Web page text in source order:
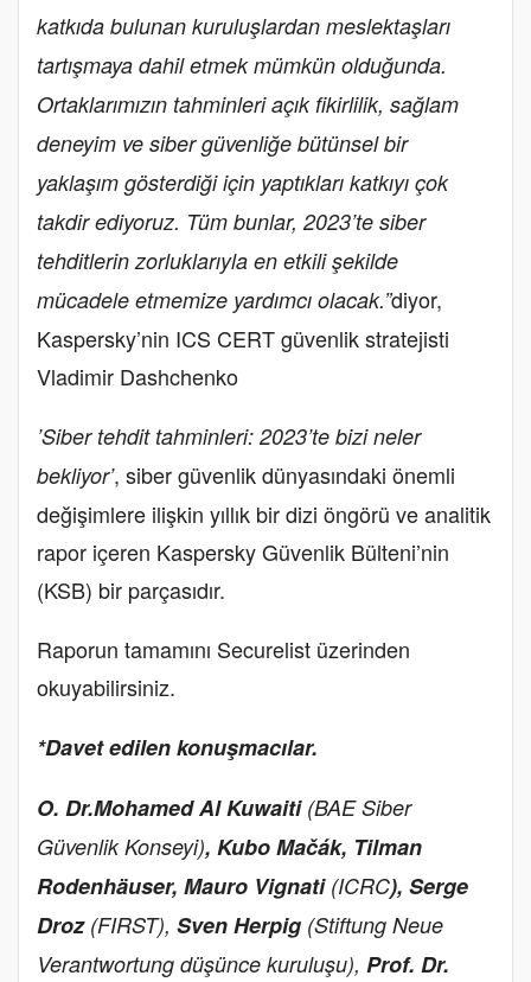
katkıda bulunan kuruluşlardan meslektaşları
tartışmaya dahil etmek mümkün olduğunda.
Ortaklarımızın tahminleri açık fikirlilik, sağlam
deneyim ve siber güvenliğe bütünsel bir
yaklaşım gösterdiği için yaptıkları katkıyı çok
takdir ediyoruz. Tüm bunlar, 2023’te siber
tehditlerin zorluklarıyla en etkili şekilde
mücadele etmemize yardımcı olacak.”diyor,
Kaspersky’nin ICS CERT güvenlik stratejisti
Vladimir Dashchenko
’Siber tehdit tahminleri: 2023’te bizi neler
bekliyor’, siber güvenlik dünyasındaki önemli
değişimlere ilişkin yıllık bir dizi öngörü ve analitik
rapor içeren Kaspersky Güvenlik Bülteni’nin
(KSB) bir parçasıdır.
Raporun tamamını Securelist üzerinden
okuyabilirsiniz.
*Davet edilen konuşmacılar.
O. Dr.Mohamed Al Kuwaiti (BAE Siber
Güvenlik Konseyi), Kubo Mačák, Tilman
Rodenhäuser, Mauro Vignati (ICRC), Serge
Droz (FIRST), Sven Herpig (Stiftung Neue
Verantwortung düşünce kuruluşu), Prof. Dr.